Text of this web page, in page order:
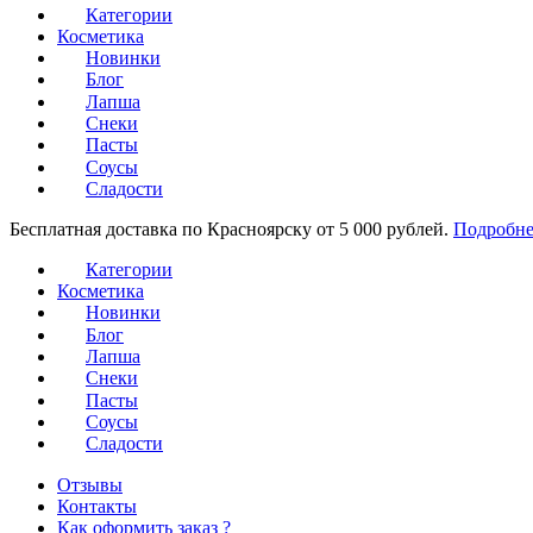
Категории
Косметика
Новинки
Блог
Лапша
Снеки
Пасты
Соусы
Сладости
Бесплатная доставка по Красноярску от 5 000 рублей.
Категории
Косметика
Новинки
Блог
Лапша
Снеки
Пасты
Соусы
Сладости
Отзывы
Контакты
Как оформить заказ ?